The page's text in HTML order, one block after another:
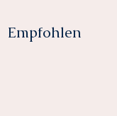
Empfohlen